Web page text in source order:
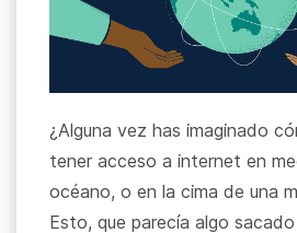
¿Alguna vez has imaginado
tener acceso a internet en
océano, o en la cima de una
Esto, que parecía algo